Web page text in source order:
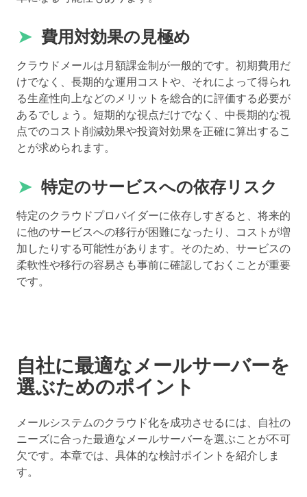
➤ 費用対効果の見極め
クラウドメールは月額課金制が一般的です。初期費用だ
けでなく、長期的な運用コストや、それによって得られ
る生産性向上などのメリットを総合的に評価する必要が
あるでしょう。短期的な視点だけでなく、中長期的な視
点でのコスト削減効果や投資対効果を正確に算出するこ
とが求められます。
➤ 特定のサービスへの依存リスク
特定のクラウドプロバイダーに依存しすぎると、将来的
に他のサービスへの移行が困難になったり、コストが増
加したりする可能性があります。そのため、サービスの
柔軟性や移行の容易さも事前に確認しておくことが重要
です。
自社に最適なメールサーバーを
選ぶためのポイント
メールシステムのクラウド化を成功させるには、自社の
ニーズに合った最適なメールサーバーを選ぶことが不可
欠です。本章では、具体的な検討ポイントを紹介しま
す。